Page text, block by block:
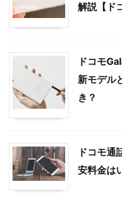
解説【ド
ドコモ
新モデル
き？
ドコモ通
安料金は